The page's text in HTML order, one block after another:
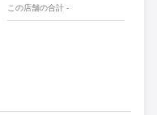
この店舗の合計 -